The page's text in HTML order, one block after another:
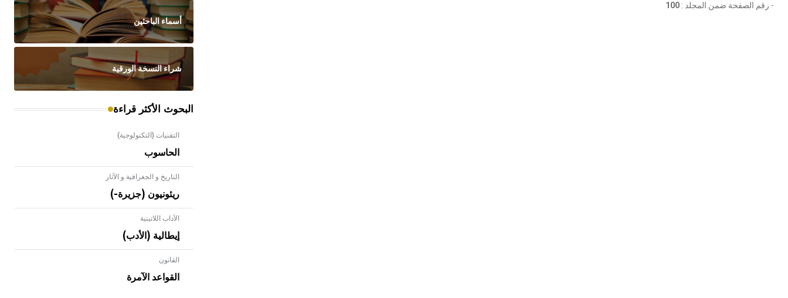
- رقم الصفحة ضمن المجلد : 100
أسماء الباحثين
شراء النسخة الورقية
البحوث الأكثر قراءة
التقنيات (التكنولوجية)
الحاسوب
التاريخ و الجغرافية و الآثار
ريئونيون (جزيرة-)
الآداب اللاتينية
إيطالية (الأدب)
القانون
القواعد الآمرة
- هل تعلم أن الأبلق نوع من الفنون
الهندسية التي ارتبطت بالعمارة الإسلامية
في بلاد الشام ومصر خاصة، حيث يحرص